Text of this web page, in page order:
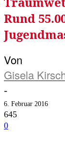
Rund
Von
Gisela
-
6. Februar 2016
645
0